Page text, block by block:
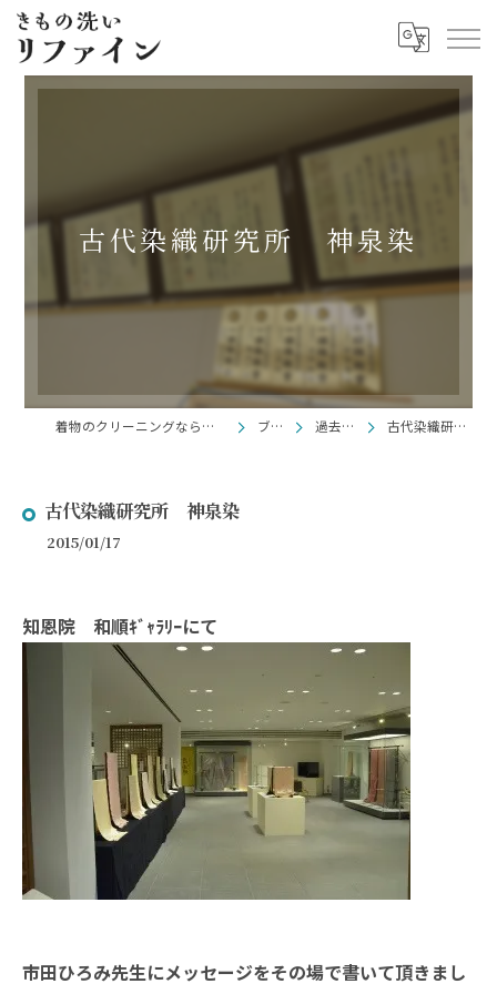
古代染織研究所 神泉染
着物のクリーニングならきもの洗い リファイン ブログ 過去ブログ 古代染織研究所 神泉染
古代染織研究所 神泉染
2015/01/17
知恩院 和順ｷﾞｬﾗﾘｰにて
市田ひろみ先生にメッセージをその場で書いて頂きまし